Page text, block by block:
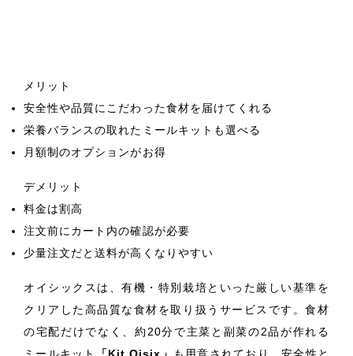
メリット
安全性や品質にこだわった食材を届けてくれる
栄養バランスの取れたミールキットも選べる
月額制のオプションがお得
デメリット
料金は割高
注文前にカート内の確認が必要
少量注文だと送料が高くなりやすい
オイシックスは、有機・特別栽培といった厳しい基準を
クリアした高品質な食材を取り扱うサービスです。食材
の宅配だけでなく、約20分で主菜と副菜の2品が作れる